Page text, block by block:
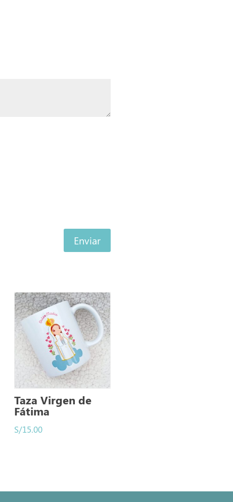
Enviar
Taza Virgen de
Fátima
S/15.00